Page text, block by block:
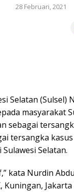
28 Februari, 2021
Selatan (Sulsel)
masyarakat
sebagai
tersangka
Selatan.
kata Nurdin
Kuningan,